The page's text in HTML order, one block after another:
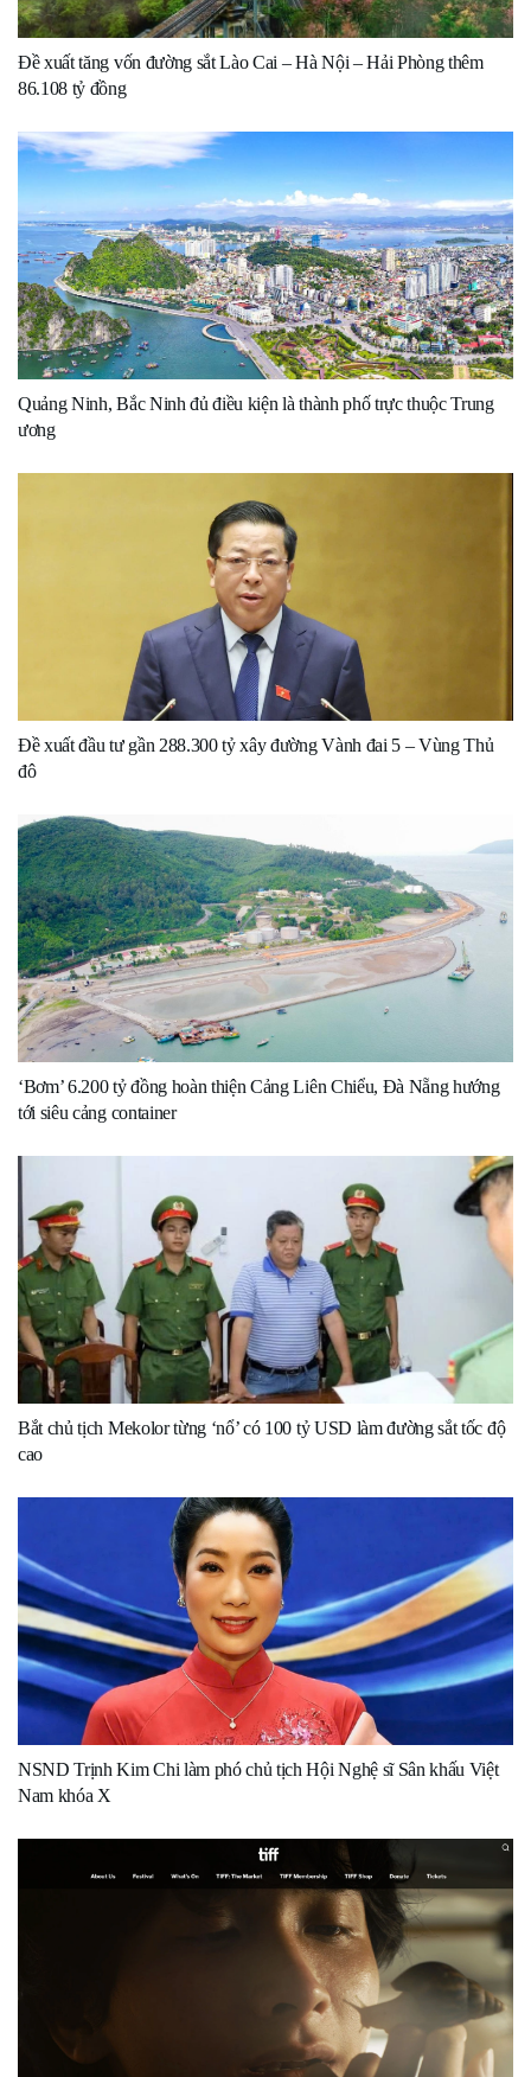
Đề xuất tăng vốn đường sắt Lào Cai – Hà Nội – Hải Phòng thêm
86.108 tỷ đồng
Quảng Ninh, Bắc Ninh đủ điều kiện là thành phố trực thuộc Trung
ương
Đề xuất đầu tư gần 288.300 tỷ xây đường Vành đai 5 – Vùng Thủ
đô
‘Bơm’ 6.200 tỷ đồng hoàn thiện Cảng Liên Chiểu, Đà Nẵng hướng
tới siêu cảng container
Bắt chủ tịch Mekolor từng ‘nổ’ có 100 tỷ USD làm đường sắt tốc độ
cao
NSND Trịnh Kim Chi làm phó chủ tịch Hội Nghệ sĩ Sân khấu Việt
Nam khóa X